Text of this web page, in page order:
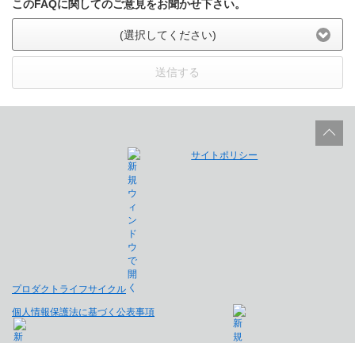
このFAQに関してのご意見をお聞かせ下さい。
(選択してください)
送信する
プロダクトライフサイクル
サイトポリシー
個人情報保護法に基づく公表事項